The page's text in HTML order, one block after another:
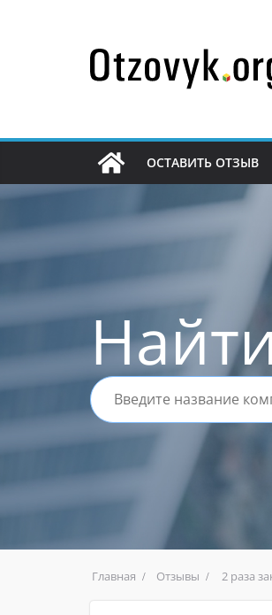
содержимому
ОСТАВИТЬ ОТЗЫВ
Главная Отзывы 2 раза